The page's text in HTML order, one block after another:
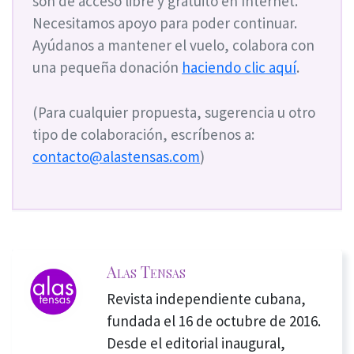
Necesitamos apoyo para poder continuar.
Ayúdanos a mantener el vuelo, colabora con
una pequeña donación haciendo clic aquí.
(Para cualquier propuesta, sugerencia u otro
tipo de colaboración, escríbenos a:
contacto@alastensas.com)
Alas Tensas
Revista independiente cubana,
fundada el 16 de octubre de 2016.
Desde el editorial inaugural,